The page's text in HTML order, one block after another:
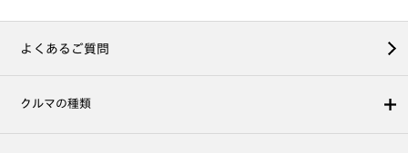
よくあるご質問
クルマの種類